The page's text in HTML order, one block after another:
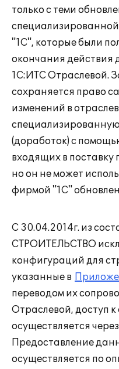
только с теми
"1С", которые были
окончания действия
1С:ИТС Отраслевой.
сохраняется право
изменений в
(доработок) с
входящих в поставку
но он не может
фирмой "1С"
С 30.04.2014г. из
СТРОИТЕЛЬСТВО
конфигураций для
указанные в
переводом их
Отраслевой, доступ
осуществляется
Предоставление
осуществляется по